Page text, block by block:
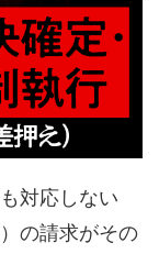
対応しない
の請求がその